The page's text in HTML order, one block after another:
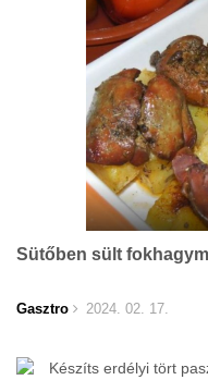
Sütőben sült
Gasztro 2024. 02. 17.